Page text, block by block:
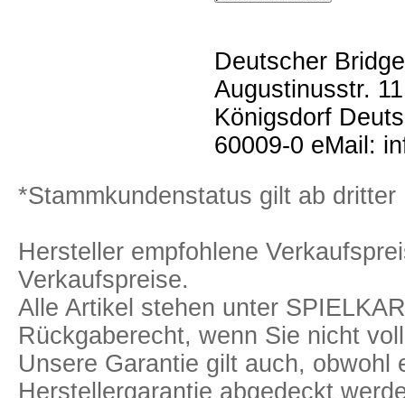
Deutscher
Augustinusstr.
Königsdorf
60009-0 eMail:
*Stammkundenstatus gilt ab dritter
Hersteller empfohlene
Verkaufspreise.
Alle Artikel stehen unter
Rückgaberecht, wenn Sie nicht
Unsere Garantie gilt auch, obwohl
Herstellergarantie abgedeckt